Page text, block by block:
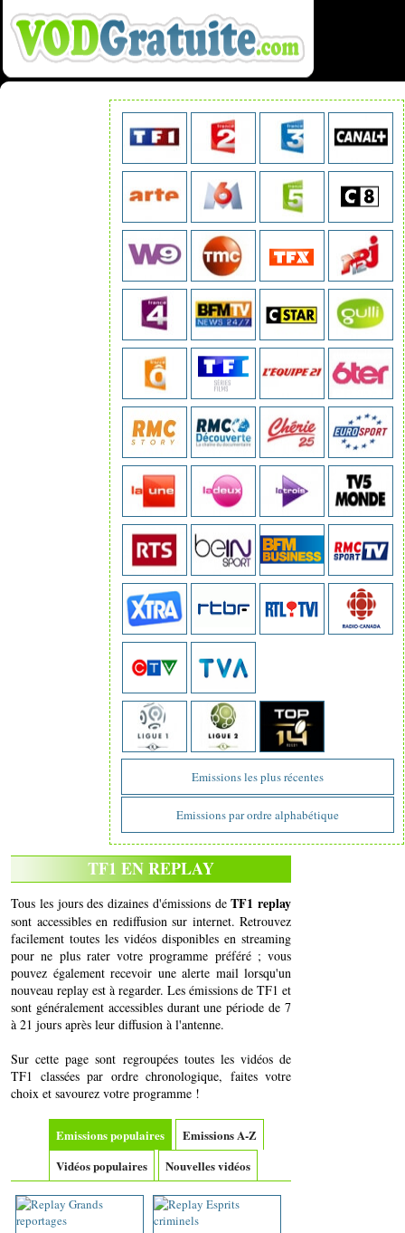
Emissions les plus récentes
Emissions par ordre alphabétique
TF1 EN REPLAY
Tous les jours des dizaines d'émissions deTF1 replay
sont accessibles en rediffusion sur internet. Retrouvez
facilement toutes les vidéos disponibles en streaming
pour ne plus rater votre programme préféré ; vous
pouvez également recevoir une alerte mail lorsqu'un
nouveau replay est à regarder. Les émissions de TF1 et
sont généralement accessibles durant une période de 7
à 21 jours après leur diffusion à l'antenne.
Sur cette page sont regroupées toutes les vidéos de
TF1 classées par ordre chronologique, faites votre
choix et savourez votre programme !
Emissions populaires
Emissions A-Z
Vidéos populaires
Nouvelles vidéos